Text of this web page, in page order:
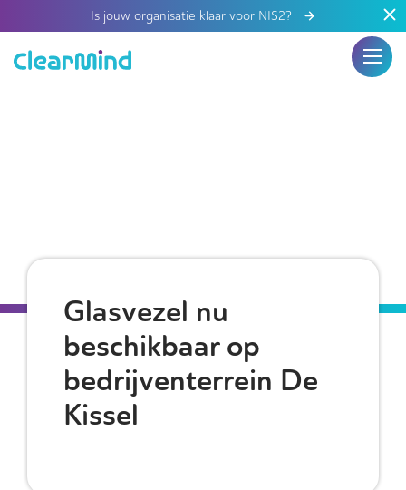
Is jouw organisatie klaar voor NIS2?
Glasvezel nu
beschikbaar op
bedrijventerrein De
Kissel